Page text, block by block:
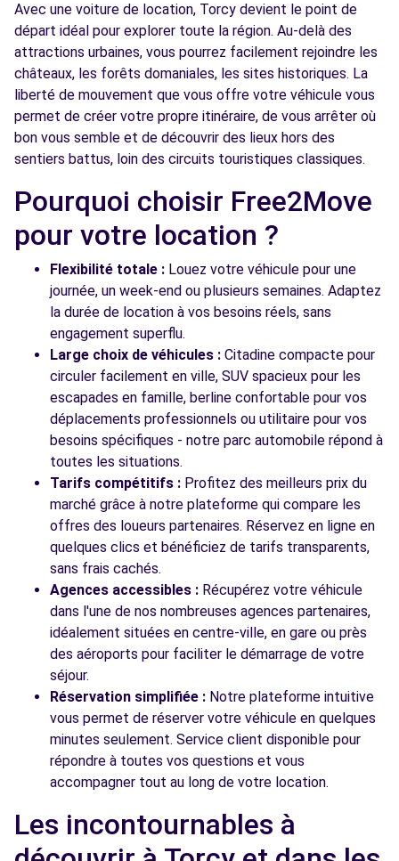
MONTEVRAIN, FR-77, 77144
Voir l'agence
Free2move Rent - LS AUTOS LOC - SERRIS
9.8 km
BD MICKAEL FARADAY
SERRIS, 77700
AUTOMOBILE - VILLEPARISIS (C)
km
91-95 RUE DE RUZE
VILLEPARISIS, 77270
Voir l'agence
Voir toutes les agences
Avec une voiture de location, Torcy devient le point de
départ idéal pour explorer toute la région. Au-delà des
attractions urbaines, vous pourrez facilement rejoindre les
châteaux, les forêts domaniales, les sites historiques. La
liberté de mouvement que vous offre votre véhicule vous
permet de créer votre propre itinéraire, de vous arrêter où
bon vous semble et de découvrir des lieux hors des
sentiers battus, loin des circuits touristiques classiques.
Pourquoi choisir Free2Move
pour votre location ?
Flexibilité totale : Louez votre véhicule pour une
journée, un week-end ou plusieurs semaines. Adaptez
la durée de location à vos besoins réels, sans
engagement superflu.
Large choix de véhicules : Citadine compacte pour
circuler facilement en ville, SUV spacieux pour les
escapades en famille, berline confortable pour vos
déplacements professionnels ou utilitaire pour vos
besoins spécifiques - notre parc automobile répond à
toutes les situations.
Tarifs compétitifs : Profitez des meilleurs prix du
marché grâce à notre plateforme qui compare les
offres des loueurs partenaires. Réservez en ligne en
quelques clics et bénéficiez de tarifs transparents,
sans frais cachés.
Agences accessibles : Récupérez votre véhicule
dans l'une de nos nombreuses agences partenaires,
idéalement situées en centre-ville, en gare ou près
des aéroports pour faciliter le démarrage de votre
séjour.
Réservation simplifiée : Notre plateforme intuitive
vous permet de réserver votre véhicule en quelques
minutes seulement. Service client disponible pour
répondre à toutes vos questions et vous
accompagner tout au long de votre location.
Les incontournables à